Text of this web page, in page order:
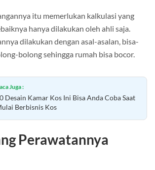
itu memerlukan kalkulasi yang
hanya dilakukan oleh ahli saja.
dilakukan dengan asal-asalan, bisa-
bolong sehingga rumah bisa bocor.
Juga :
Desain Kamar Kos Ini Bisa Anda Coba Saat
Berbisnis Kos
Perawatannya